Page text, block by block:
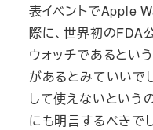
表イベントでApple
際に、世界初のFDA
ウォッチであるとい
があるとみていいで
して使えないという
にも明言するべきで